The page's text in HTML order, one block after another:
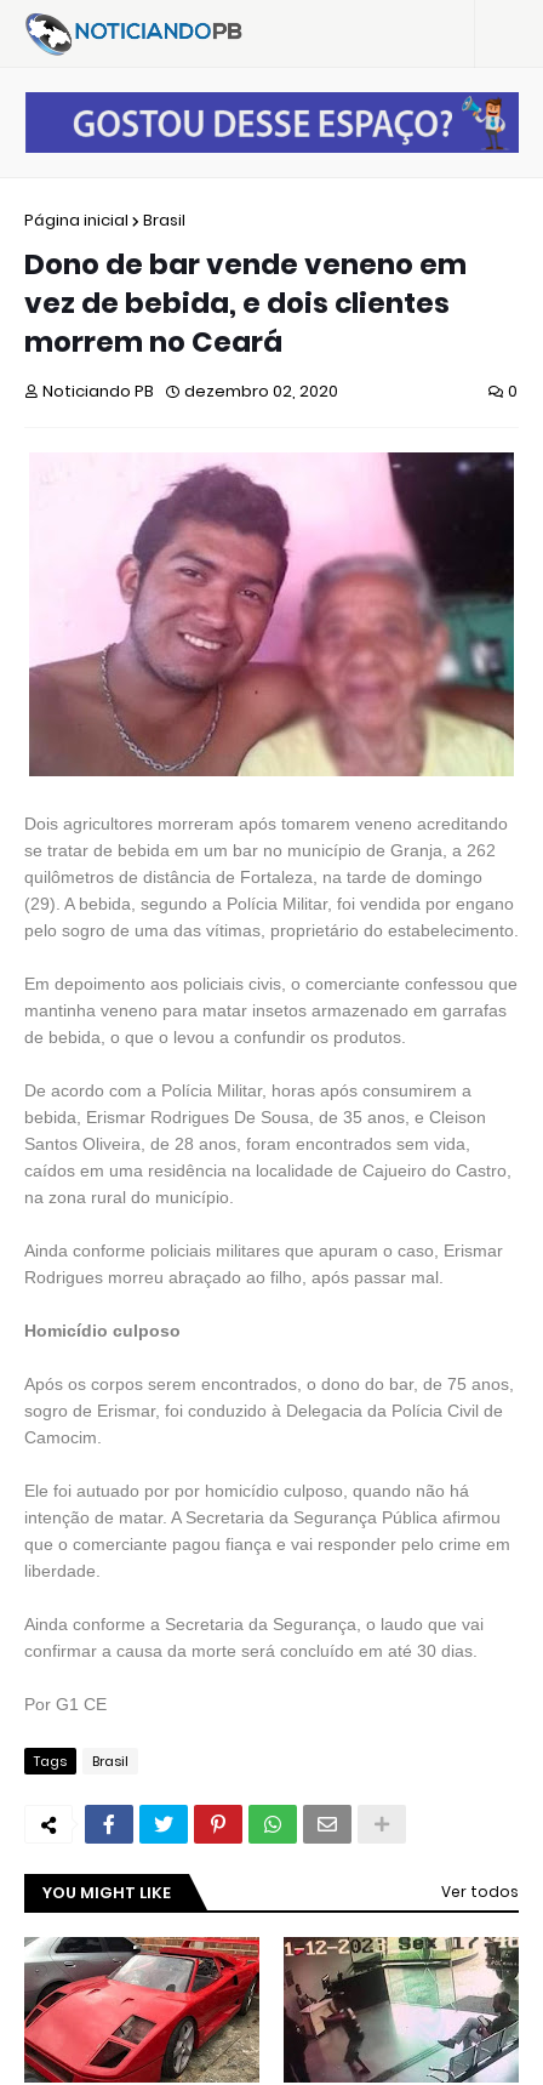
Página inicial Brasil
Dono de bar vende veneno em
vez de bebida, e dois clientes
morrem no Ceará
Noticiando PB dezembro 02, 2020 0
Dois agricultores morreram após tomarem veneno acreditando
se tratar de bebida em um bar no município de Granja, a 262
quilômetros de distância de Fortaleza, na tarde de domingo
(29). A bebida, segundo a Polícia Militar, foi vendida por engano
pelo sogro de uma das vítimas, proprietário do estabelecimento.
Em depoimento aos policiais civis, o comerciante confessou que
mantinha veneno para matar insetos armazenado em garrafas
de bebida, o que o levou a confundir os produtos.
De acordo com a Polícia Militar, horas após consumirem a
bebida, Erismar Rodrigues De Sousa, de 35 anos, e Cleison
Santos Oliveira, de 28 anos, foram encontrados sem vida,
caídos em uma residência na localidade de Cajueiro do Castro,
na zona rural do município.
Ainda conforme policiais militares que apuram o caso, Erismar
Rodrigues morreu abraçado ao filho, após passar mal.
Homicídio culposo
Após os corpos serem encontrados, o dono do bar, de 75 anos,
sogro de Erismar, foi conduzido à Delegacia da Polícia Civil de
Camocim.
Ele foi autuado por por homicídio culposo, quando não há
intenção de matar. A Secretaria da Segurança Pública afirmou
que o comerciante pagou fiança e vai responder pelo crime em
liberdade.
Ainda conforme a Secretaria da Segurança, o laudo que vai
confirmar a causa da morte será concluído em até 30 dias.
Por G1 CE
Tags Brasil
YOU MIGHT LIKE Ver todos